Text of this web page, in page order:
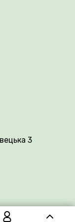
вкрити
в саду, так і
3